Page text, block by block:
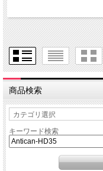
商品検索
キーワード検索